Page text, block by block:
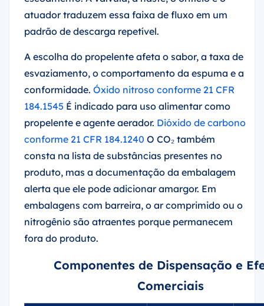
atuador traduzem essa faixa de fluxo em um
padrão de descarga repetível.
A escolha do propelente afeta o sabor, a taxa de
esvaziamento, o comportamento da espuma e a
conformidade. Óxido nitroso conforme 21 CFR
184.1545 É indicado para uso alimentar como
propelente e agente aerador. Dióxido de carbono
conforme 21 CFR 184.1240 O CO₂ também
consta na lista de substâncias presentes no
produto, mas a documentação da embalagem
alerta que ele pode adicionar amargor. Em
embalagens com barreira, o ar comprimido ou o
nitrogênio são atraentes porque permanecem
fora do produto.
Componentes de Dispensação e
Comerciais